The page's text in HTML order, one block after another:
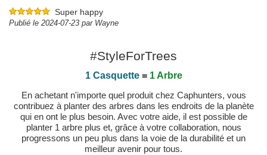
Super happy
Publié le 2024-07-23 par Wayne
#StyleForTrees
1 Casquette= 1 Arbre
En achetant n'importe quel produit chez Caphunters, vous
contribuez à planter des arbres dans les endroits de la planète
qui en ont le plus besoin. Avec votre aide, il est possible de
planter 1 arbre plus et, grâce à votre collaboration, nous
progressons un peu plus dans la voie de la durabilité et un
meilleur avenir pour tous.